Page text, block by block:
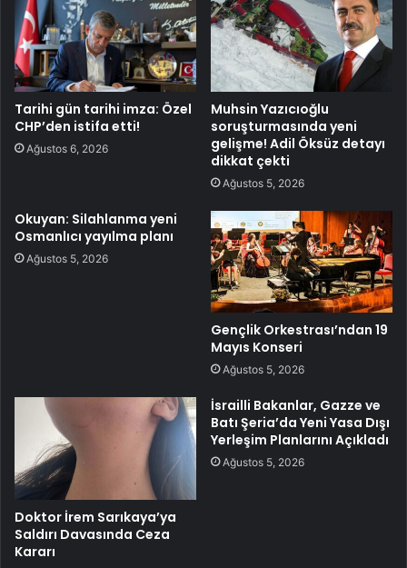
Tarihi gün tarihi imza: Özel
CHP’den istifa etti!
Ağustos 6, 2026
Muhsin Yazıcıoğlu
soruşturmasında yeni
gelişme! Adil Öksüz detayı
dikkat çekti
Ağustos 5, 2026
Okuyan: Silahlanma yeni
Osmanlıcı yayılma planı
Ağustos 5, 2026
Gençlik Orkestrası’ndan 19
Mayıs Konseri
Ağustos 5, 2026
Doktor İrem Sarıkaya’ya
Saldırı Davasında Ceza
Kararı
İsrailli Bakanlar, Gazze ve
Batı Şeria’da Yeni Yasa Dışı
Yerleşim Planlarını Açıkladı
Ağustos 5, 2026